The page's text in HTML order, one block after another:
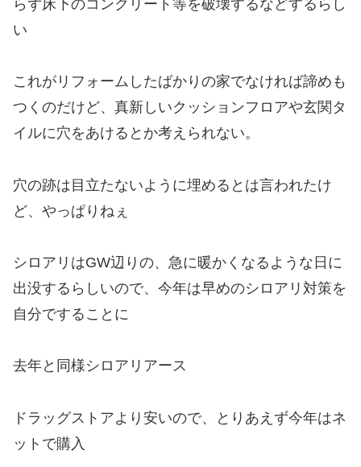
らず床下のコンクリート等を破壊するなどするらし
い
これがリフォームしたばかりの家でなければ諦めも
つくのだけど、真新しいクッションフロアや玄関タ
イルに穴をあけるとか考えられない。
穴の跡は目立たないように埋めるとは言われたけ
ど、やっぱりねぇ
シロアリはGW辺りの、急に暖かくなるような日に
出没するらしいので、今年は早めのシロアリ対策を
自分ですることに
去年と同様シロアリアース
ドラッグストアより安いので、とりあえず今年はネ
ットで購入